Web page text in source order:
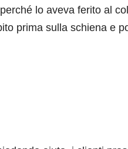
lo aveva ferito al
prima sulla schiena e